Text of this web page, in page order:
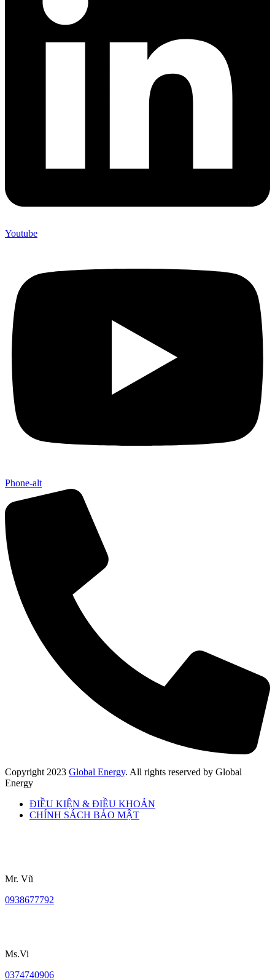
Youtube
Phone-alt
Copyright2023 Global Energy. All rights reserved by Global
Energy
ĐIỀU KIỆN & ĐIỀU KHOẢN
CHÍNH SÁCH BẢO MẬT
Mr. Vũ
0938677792
Ms.Vi
0374740906